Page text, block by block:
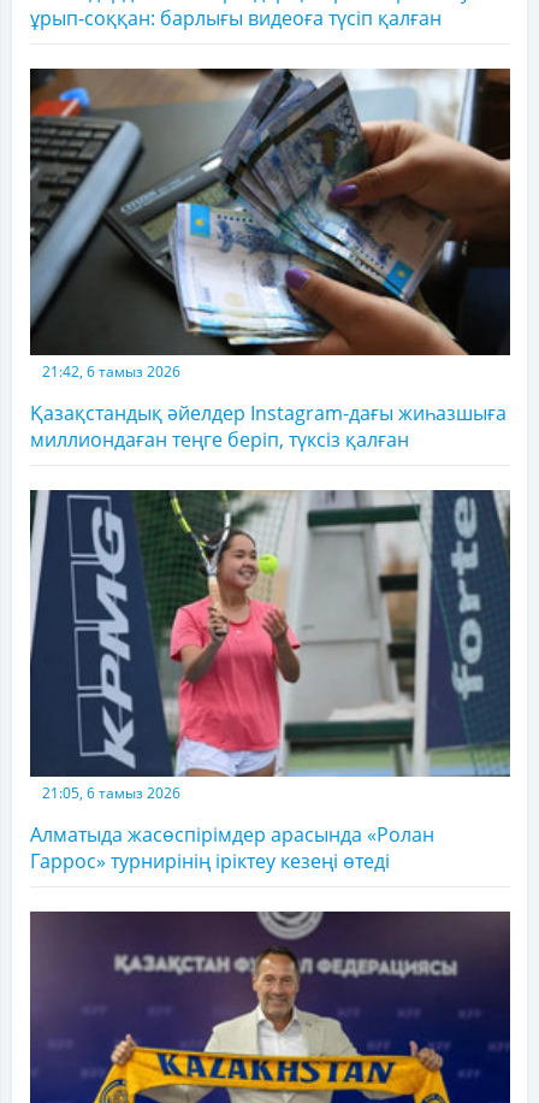
ұрып-соққан: барлығы видеоға түсіп қалған
21:42, 6 тамыз 2026
Қазақстандық әйелдер Instagram-дағы жиһазшыға
миллиондаған теңге беріп, түксіз қалған
21:05, 6 тамыз 2026
Алматыда жасөспірімдер арасында «Ролан
Гаррос» турнирінің іріктеу кезеңі өтеді